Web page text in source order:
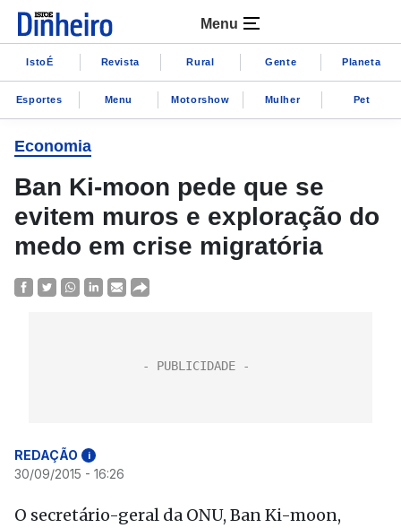
Menu
IstoÉ Revista Rural Gente Planeta
Esportes Menu Motorshow Mulher Pet
Economia
Ban Ki-moon pede que se
evitem muros e exploração do
medo em crise migratória
REDAÇÃO i
30/09/2015 - 16:26
O secretário-geral da ONU, Ban Ki-moon,